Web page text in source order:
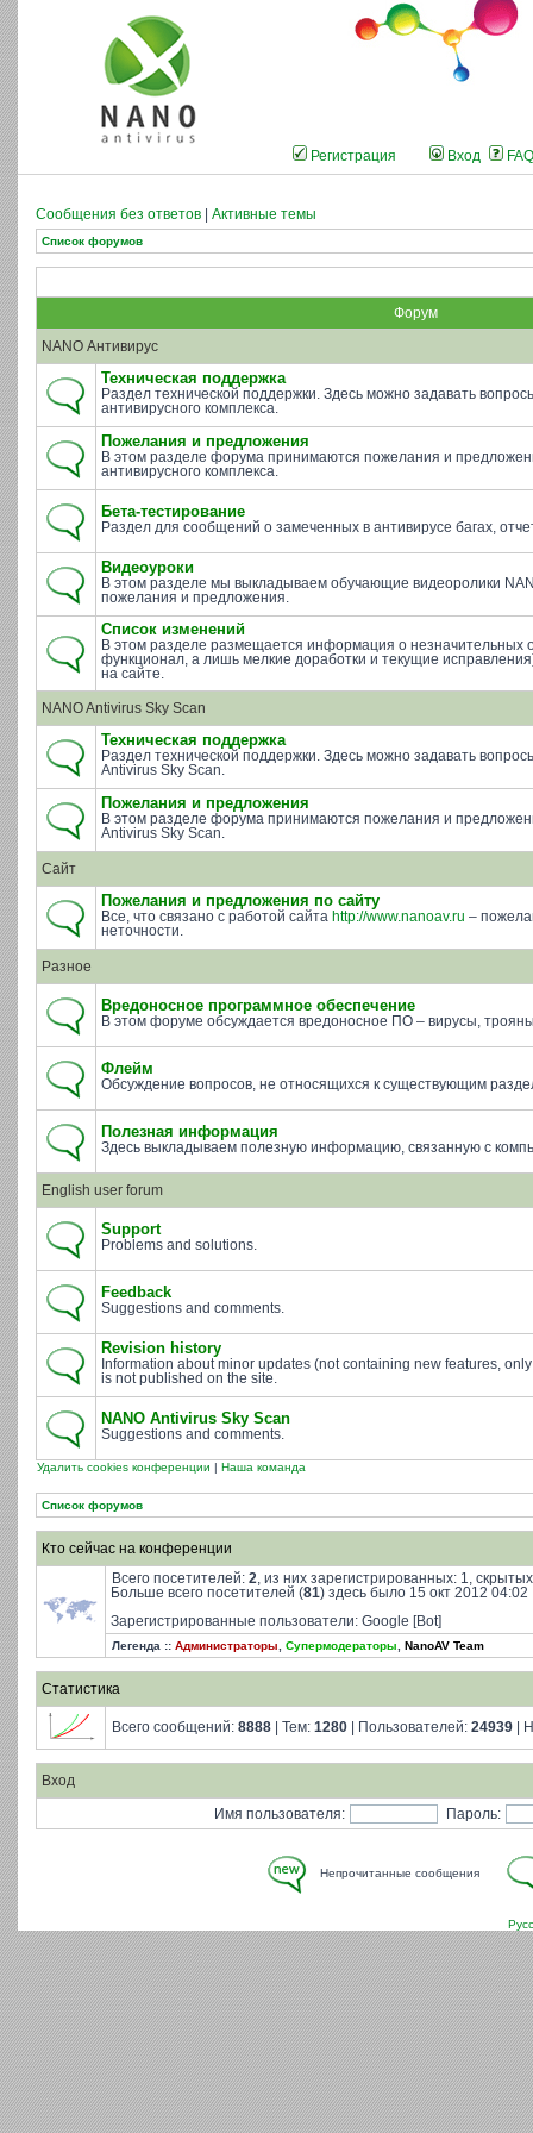
Регистрация Вход FAQ
Сообщения без ответов Активные темы
Список форумов
Форум
NANO Антивирус
Техническая поддержка
Раздел технической поддержки. Здесь можно задавать
антивирусного комплекса.
Пожелания и предложения
В этом разделе форума принимаются пожелания и
антивирусного комплекса.
Бета-тестирование
Раздел для сообщений о замеченных в антивирусе багах,
Видеоуроки
В этом разделе мы выкладываем обучающие видеоролики
пожелания и предложения.
Список изменений
В этом разделе размещается информация о незначительных
функционал, а лишь мелкие доработки и текущие
на сайте.
NANO Antivirus Sky Scan
Техническая поддержка
Раздел технической поддержки. Здесь можно задавать
Antivirus Sky Scan.
Пожелания и предложения
В этом разделе форума принимаются пожелания и
Antivirus Sky Scan.
Сайт
Пожелания и предложения по сайту
Все, что связано с работой сайта http://www.nanoav.ru –
неточности.
Разное
Вредоносное программное обеспечение
В этом форуме обсуждается вредоносное ПО – вирусы,
Флейм
Обсуждение вопросов, не относящихся к существующим
Полезная информация
Здесь выкладываем полезную информацию, связанную с
English user forum
Support
Problems and solutions.
Feedback
Suggestions and comments.
Revision history
Information about minor updates (not containing new features,
is not published on the site.
NANO Antivirus Sky Scan
Suggestions and comments.
Удалить cookies конференции | Наша команда
Список форумов
Кто сейчас на конференции
Всего посетителей: 2 , из них зарегистрированных: 1,
Больше всего посетителей (81) здесь было 15 окт 2012 04:02
Зарегистрированные пользователи: Google [Bot]
Легенда :: Администраторы Супермодераторы NanoAV Team
Статистика
Всего сообщений: 8888 | Тем: 1280 | Пользователей: 24939 |
Вход
Имя пользователя: Пароль:
Непрочитанные сообщения